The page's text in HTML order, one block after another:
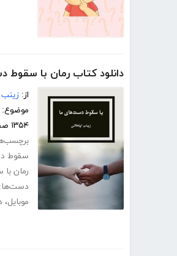
دانلود کتاب رمان با
از: زینب
موضوع:
۱۳۵۴ صفحه
سقوط
رمان
موبایل،